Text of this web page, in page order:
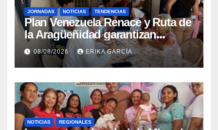
JORNADAS NOTICIAS TENDENCIAS
Plan Venezuela Renace y Ruta de
la Aragüeñidad garantizan
atención médica integral en
Aragua
08/08/2026 ERIKA GARCÍA
NOTICIAS REGIONALES